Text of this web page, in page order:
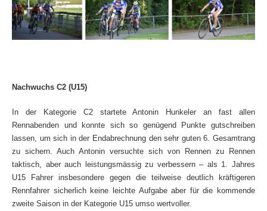
Nachwuchs C2 (U15)
In der Kategorie C2 startete Antonin Hunkeler an fast allen
Rennabenden und konnte sich so genügend Punkte gutschreiben
lassen, um sich in der Endabrechnung den sehr guten 6. Gesamtrang
zu sichern. Auch Antonin versuchte sich von Rennen zu Rennen
taktisch, aber auch leistungsmässig zu verbessern – als 1. Jahres
U15 Fahrer insbesondere gegen die teilweise deutlich kräftigeren
Rennfahrer sicherlich keine leichte Aufgabe aber für die kommende
zweite Saison in der Kategorie U15 umso wertvoller.